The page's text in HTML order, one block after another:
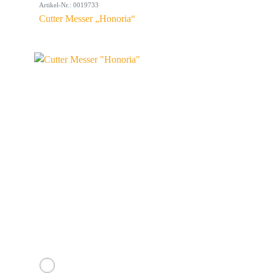
Artikel-Nr.: 0019733
Cutter Messer „Honoria“